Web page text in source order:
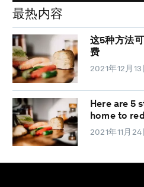
最热内容
这5种方法
费
2021年12月13
Here are 5
home to
2021年11月24